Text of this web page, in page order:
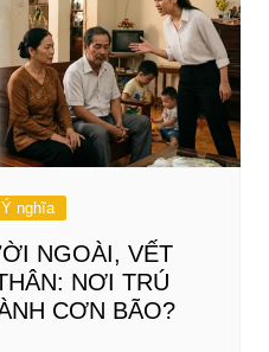
nghĩa
NGOÀI, VẾT
NƠI TRÚ
CƠN BÃO?